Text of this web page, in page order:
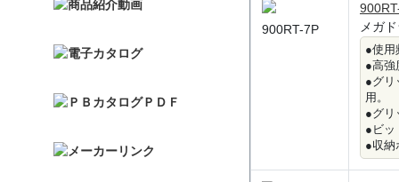
900RT-7P
メガ
●使用
●高強
●グリ
用。
●グリ
●ビッ
●収納